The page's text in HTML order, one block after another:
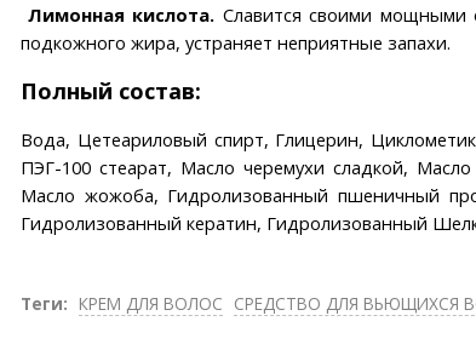
Лимонная кислота. Славится своими мощными
подкожного жира, устраняет неприятные запахи.
Полный состав:
Вода, Цетеариловый спирт, Глицерин,
ПЭГ-100 стеарат, Масло черемухи сладкой,
Масло жожоба, Гидролизованный пшеничный
Гидролизованный кератин, Гидролизованный
Теги: КРЕМ ДЛЯ ВОЛОС СРЕДСТВО ДЛЯ ВЬЮЩИХСЯ